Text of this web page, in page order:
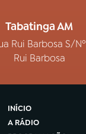
Tabatinga AM
Rui Barbosa S/Nº
Rui Barbosa
INÍCIO
A RÁDIO